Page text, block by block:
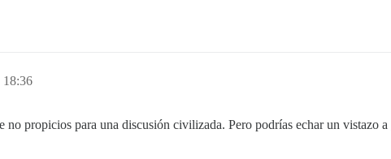
18:36
no propicios para una discusión civilizada. Pero podrías echar un vistazo a